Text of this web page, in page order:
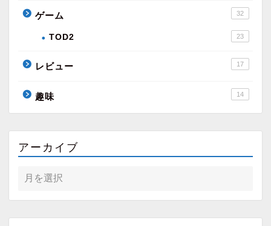
ゲーム 32
TOD2 23
レビュー 17
趣味 14
アーカイブ